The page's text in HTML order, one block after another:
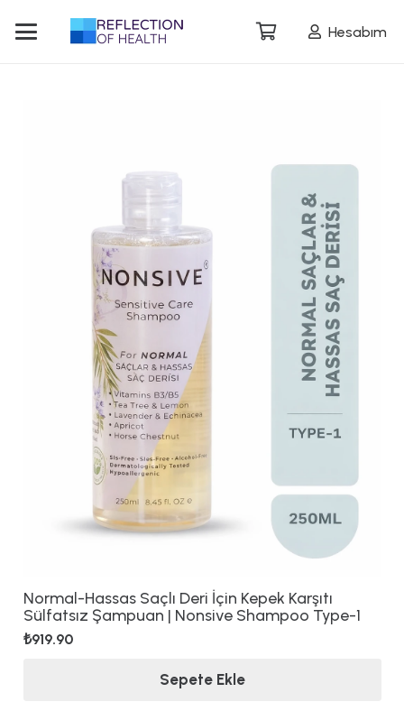
Hesabım
Normal-Hassas Saçlı Deri İçin Kepek Karşıtı
Sülfatsız Şampuan | Nonsive Shampoo Type-1
₺919.90
Sepete Ekle